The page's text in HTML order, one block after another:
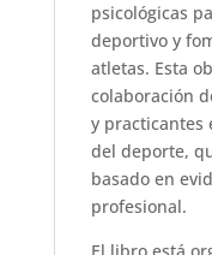
psicológicas
deportivo y
atletas. Esta
colaboración
y practicantes
del deporte,
basado en
profesional.